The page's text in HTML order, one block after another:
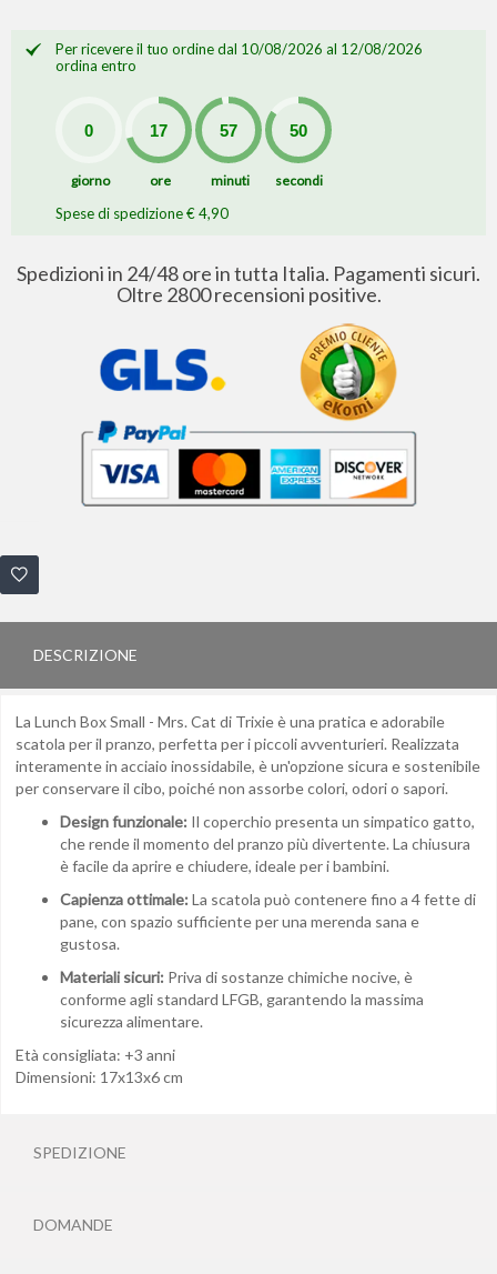
Per ricevere il tuo ordine dal 10/08/2026 al 12/08/2026
ordina entro
giorno ore minuti secondi
Spese di spedizione € 4,90
Spedizioni in 24/48 ore in tutta Italia. Pagamenti sicuri.
Oltre 2800 recensioni positive.
DESCRIZIONE
La Lunch Box Small - Mrs. Cat di Trixie è una pratica e adorabile
scatola per il pranzo, perfetta per i piccoli avventurieri. Realizzata
interamente in acciaio inossidabile, è un'opzione sicura e sostenibile
per conservare il cibo, poiché non assorbe colori, odori o sapori.
Design funzionale: Il coperchio presenta un simpatico gatto,
che rende il momento del pranzo più divertente. La chiusura
è facile da aprire e chiudere, ideale per i bambini.
Capienza ottimale: La scatola può contenere fino a 4 fette di
pane, con spazio sufficiente per una merenda sana e
gustosa.
Materiali sicuri: Priva di sostanze chimiche nocive, è
conforme agli standard LFGB, garantendo la massima
sicurezza alimentare.
Età consigliata: +3 anni
Dimensioni: 17x13x6 cm
SPEDIZIONE
DOMANDE